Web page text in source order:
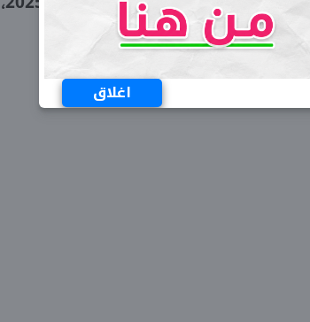
اغلاق «https://